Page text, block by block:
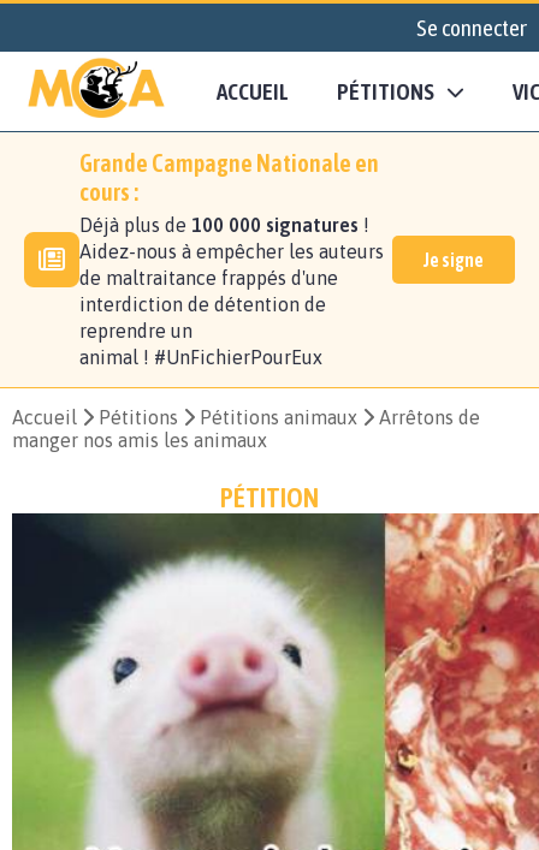
Se connecter
ACCUEIL PÉTITIONS
Grande Campagne Nationale en
cours :
Déjà plus de 100 000 signatures !
Aidez-nous à empêcher les auteurs
de maltraitance frappés d'une
interdiction de détention de
reprendre un
animal ! #UnFichierPourEux
Je signe
Accueil Pétitions Pétitions animaux
Arrêtons de
manger nos amis les animaux
PÉTITION